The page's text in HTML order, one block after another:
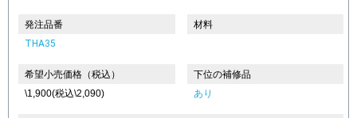
発注品番
THA35
材料
希望小売価格（税込）
\1,900(税込\2,090)
下位の補修品
あり